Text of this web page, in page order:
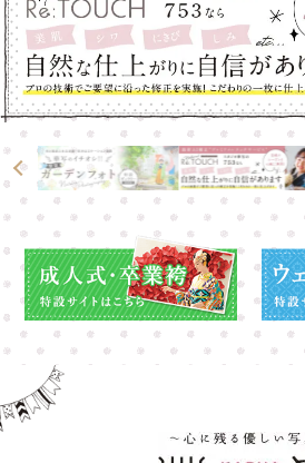
高崎店
大宮店
高崎店
大宮店